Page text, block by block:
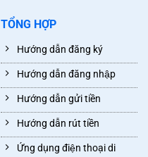
TỔNG HỢP
Hướng dẫn đăng ký
Hướng dẫn đăng nhập
Hướng dẫn gửi tiền
Hướng dẫn rút tiền
Ứng dụng điện thoại di